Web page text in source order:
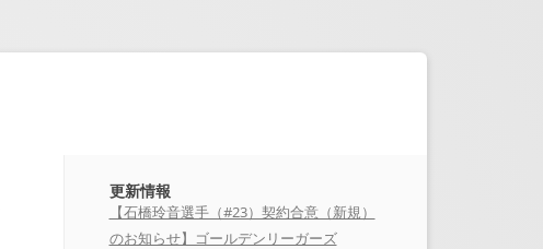
更新情報
【石橋玲音選手（#23）契約合意（新規）
のお知らせ】ゴールデンリーガーズ